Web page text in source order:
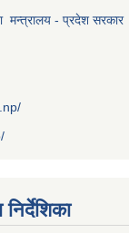
मन्त्रालय - प्रदेश सरकार